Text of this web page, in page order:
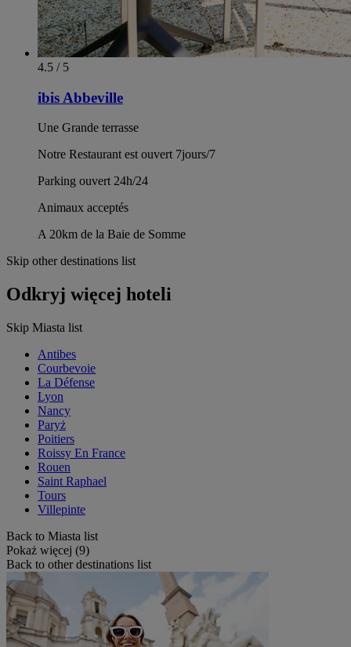
4.5 / 5
ibis Abbeville
Une Grande terrasse
Notre Restaurant est ouvert 7jours/7
Parking ouvert 24h/24
Animaux acceptés
A 20km de la Baie de Somme
Skip other destinations list
Odkryj więcej hoteli
Skip Miasta list
Antibes
Courbevoie
La Défense
Lyon
Nancy
Paryż
Poitiers
Roissy En France
Rouen
Saint Raphael
Tours
Villepinte
Back to Miasta list
Pokaż więcej (9)
Back to other destinations list